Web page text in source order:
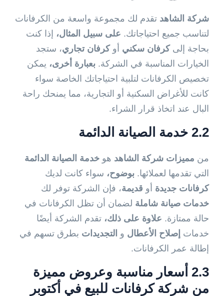
شركة الشاهد تقدم لك مجموعة واسعة من الكرفانات
لتناسب جميع احتياجاتك. على سبيل المثال، إذا كنت
بحاجة إلىكرفان سكني أوكرفان تجاري، ستجد
الخيارات المناسبة في الشركة. بعبارة أخرى، يمكن
تخصيص الكرفانات لتلبية احتياجاتك الخاصة سواء
كانت للأغراض السكنية أو التجارية، مما يمنحك راحة
البال عند اتخاذ قرار الشراء.
2.2 خدمة الصيانة الدائمة
من مميزات شركة الشاهد هو خدمة الصيانة الدائمة
التي تقدمها لعملائها. بوضوح، سواء كانت لديك
كرفانات جديدة أو قديمة، فإن الشركة توفر لك
خدمات صيانة شاملة لضمان أن تظل الكرفانات في
حالة ممتازة. علاوة على ذلك، تقدم الشركة أيضًا
خدمات إصلاح الأعطال و التجديدات بطرق تسهم في
إطالة عمر الكرفانات.
2.3 أسعار مناسبة وعروض مميزة
من شركة كرفانات للبيع في أكتوبر